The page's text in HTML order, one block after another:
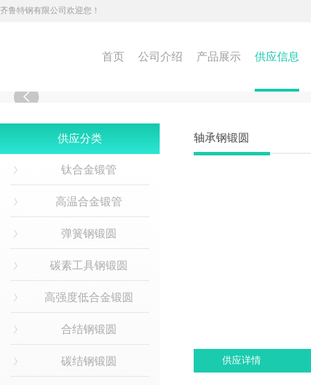
齐鲁特钢有限公司欢迎您！
首页 公司介绍 产品展示 供应信息

供应分类
钛合金锻管
高温合金锻管
弹簧钢锻圆
碳素工具钢锻圆
高强度低合金锻圆
合结钢锻圆
碳结钢锻圆
轴承钢锻圆
供应详情